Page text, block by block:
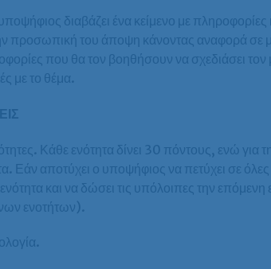
διαβάζει ένα κείμενο με
προσωπική του άποψη κάνοντας αναφορά σε
που θα τον βοηθήσουν να σχεδιάσει
με το θέμα.
Κάθε ενότητα δίνει 30 πόντους, ενώ για
Εάν αποτύχει ο υποψήφιος να πετύχει σε όλες
και να δώσει τις υπόλοιπες την
ενοτήτων).